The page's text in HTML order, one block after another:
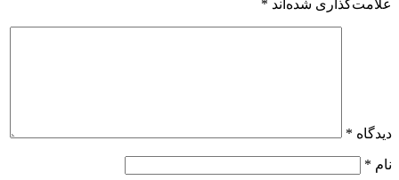
علامت‌گذاری شده‌اند *
دیدگاه *
نام *